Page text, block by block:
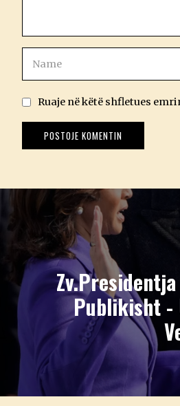
Ruaje në këtë shfletues
Publikisht -